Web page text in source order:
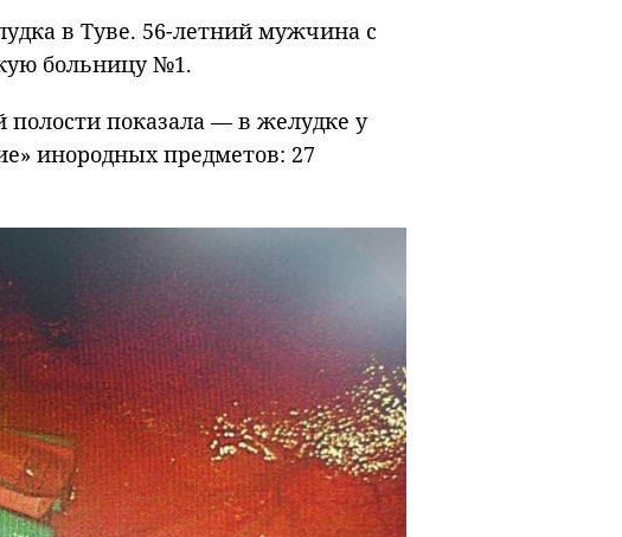
в Туве. 56-летний мужчина с
больницу №1.
показала — в желудке у
инородных предметов: 27